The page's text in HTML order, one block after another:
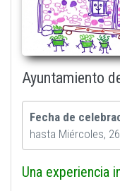
Ayuntamiento
Fecha de
hasta Miércoles,
Una experiencia